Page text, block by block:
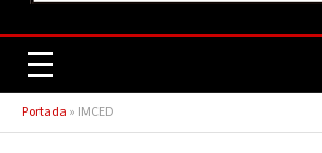
Portada » IMCED